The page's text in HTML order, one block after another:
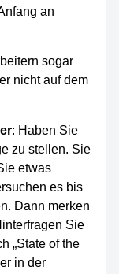
an
sogar
nicht auf dem
: Haben Sie
zu stellen. Sie
etwas
es bis
Dann merken
Sie
„State of the
in der